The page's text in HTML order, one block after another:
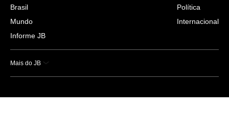
Brasil
Mundo
Informe JB
Política
Internacional
Mais do JB
Esportes